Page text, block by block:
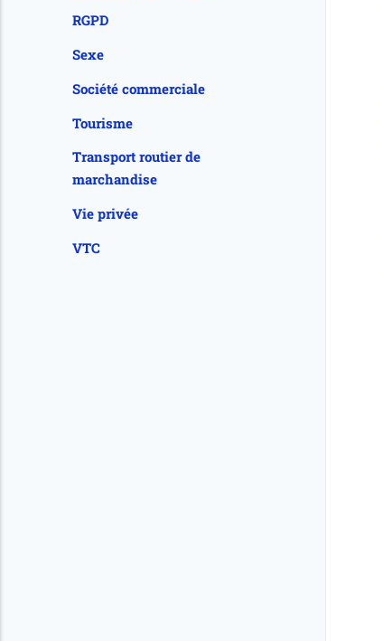
RGPD
Sexe
Société commerciale
Tourisme
Transport routier de
marchandise
Vie privée
VTC